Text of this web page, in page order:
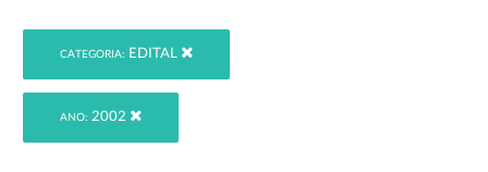
CATEGORIA: EDITAL
ANO: 2002